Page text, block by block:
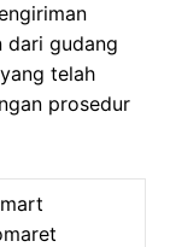
dari gudang
telah
prosedur